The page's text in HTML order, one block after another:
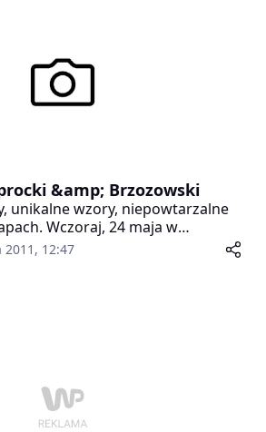
&amp; Brzozowski
unikalne wzory, niepowtarzalne
Wczoraj, 24 maja w
wyjątkowy pokaz kolekcji
projektantów Marcina
2011, 12:47